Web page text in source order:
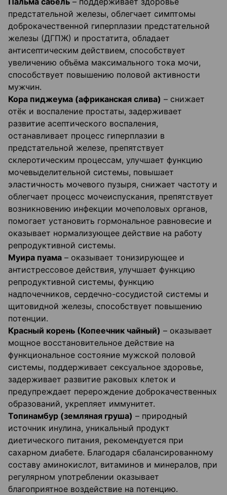
предстательной железы, облегчает симптомы
доброкачественной гиперплазии предстательной
железы (ДГПЖ) и простатита, обладает
антисептическим действием, способствует
увеличению объёма максимального тока мочи,
способствует повышению половой активности
мужчин.
Кора пиджеума (африканская слива) – снижает
отёк и воспаление простаты, задерживает
развитие асептического воспаления,
останавливает процесс гиперплазии в
предстательной железе, препятствует
склеротическим процессам, улучшает функцию
мочевыделительной системы, повышает
эластичность мочевого пузыря, снижает частоту и
облегчает процесс мочеиспускания, препятствует
возникновению инфекции мочеполовых органов,
помогает установить гормональное равновесие и
оказывает нормализующее действие на работу
репродуктивной системы.
Муира пуама – оказывает тонизирующее и
антистрессовое действия, улучшает функцию
репродуктивной системы, функцию
надпочечников, сердечно-сосудистой системы и
щитовидной железы, способствует повышению
потенции.
Красный корень (Копеечник чайный) – оказывает
мощное восстановительное действие на
функциональное состояние мужской половой
системы, поддерживает сексуальное здоровье,
задерживает развитие раковых клеток и
предупреждает перерождение доброкачественных
образований, укрепляет иммунитет.
Топинамбур (земляная груша) – природный
источник инулина, уникальный продукт
диетического питания, рекомендуется при
сахарном диабете. Благодаря сбалансированному
составу аминокислот, витаминов и минералов, при
регулярном употреблении оказывает
благоприятное воздействие на потенцию.